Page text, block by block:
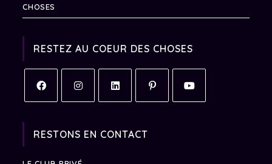
CHOSES
RESTEZ AU COEUR DES CHOSES
RESTONS EN CONTACT